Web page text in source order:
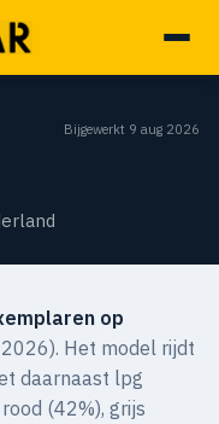
Bijgewerkt 9 aug 2026
op
Het model rijdt
daarnaast lpg
(42%), grijs